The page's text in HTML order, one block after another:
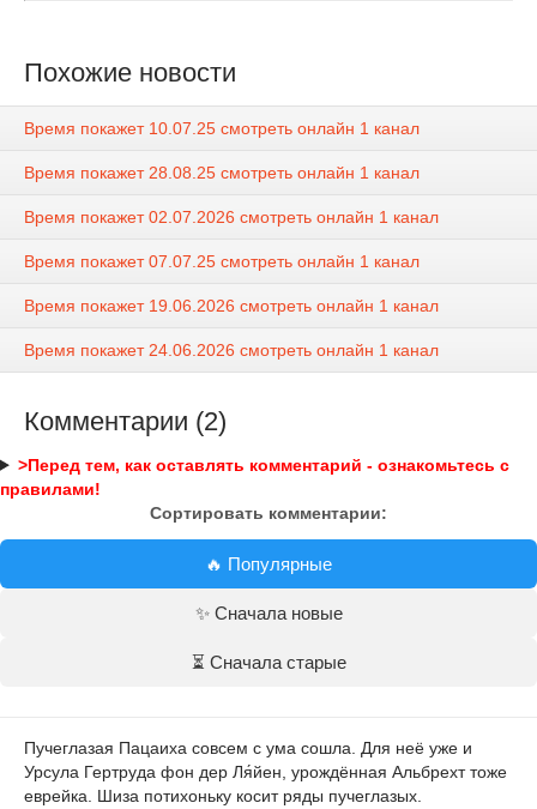
Похожие новости
Время покажет 10.07.25 смотреть онлайн 1 канал
Время покажет 28.08.25 смотреть онлайн 1 канал
Время покажет 02.07.2026 смотреть онлайн 1 канал
Время покажет 07.07.25 смотреть онлайн 1 канал
Время покажет 19.06.2026 смотреть онлайн 1 канал
Время покажет 24.06.2026 смотреть онлайн 1 канал
Комментарии (2)
>Перед тем, как оставлять комментарий - ознакомьтесь с
правилами!
Сортировать комментарии:
🔥 Популярные
✨ Сначала новые
⏳ Сначала старые
Пучеглазая Пацаиха совсем с ума сошла. Для неё уже и
Урсула Гертруда фон дер Ля́йен, урождённая Альбрехт тоже
еврейка. Шиза потихоньку косит ряды пучеглазых.